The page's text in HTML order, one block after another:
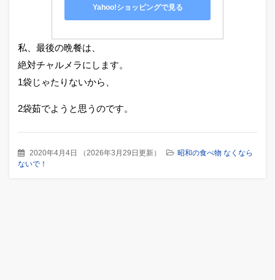
Yahoo!ショッピングで見る
私、最後の晩餐は、
絶対チャルメラにします。
1袋じゃたりないから、
2袋茹でようと思うのです。
2020年4月4日 （ 2026年3月29日更新）
昭和の食べ物 なくなら
ないで！